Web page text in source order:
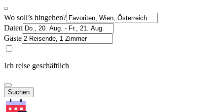
Wo soll’s hingehen?
Daten
Gäste
Ich reise geschäftlich
Suchen